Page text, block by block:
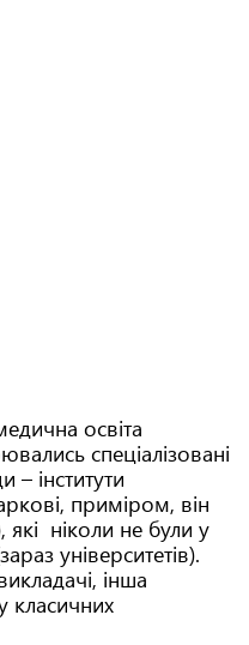
освіта
спеціалізовані
– інститути
приміром, він
ніколи не були у
університетів).
інша
класичних